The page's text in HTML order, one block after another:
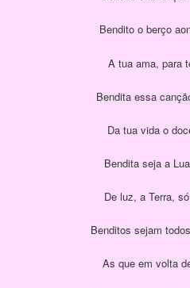
Bendito o berço
A tua ama, para
Bendita essa
Da tua vida o
Bendita seja a
De luz, a Terra,
Benditos sejam
As que em volta